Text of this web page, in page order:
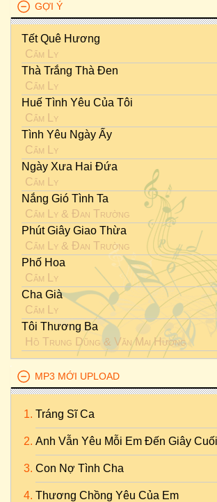
GỢI Ý
Tết Quê Hương
Cẩm Ly
Thà Trắng Thà Đen
Cẩm Ly
Huế Tình Yêu Của Tôi
Cẩm Ly
Tình Yêu Ngày Ấy
Cẩm Ly
Ngày Xưa Hai Đứa
Cẩm Ly
Nắng Gió Tình Ta
Cẩm Ly & Đan Trường
Phút Giây Giao Thừa
Cẩm Ly & Đan Trường
Phố Hoa
Cẩm Ly
Cha Già
Cẩm Ly
Tôi Thương Ba
Hồ Trung Dũng & Văn Mai Hương
MP3 MỚI UPLOAD
Tráng Sĩ Ca
Anh Vẫn Yêu Mỗi Em Đến Giây
Con Nợ Tình Cha
Thương Chồng Yêu Của Em